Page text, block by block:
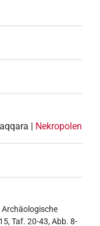
| Nekropolen
Archäologische
Taf. 20-43, Abb. 8-